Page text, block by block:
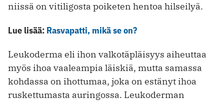
niissä on vitiligosta poiketen hentoa hilseilyä.
Lue lisää: Rasvapatti, mikä se on?
Leukoderma eli ihon valkotäpläisyys aiheuttaa
myös ihoa vaaleampia läiskiä, mutta samassa
kohdassa on ihottumaa, joka on estänyt ihoa
ruskettumasta auringossa. Leukoderman